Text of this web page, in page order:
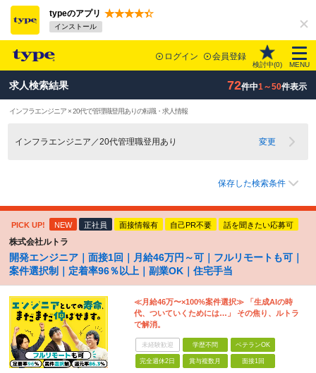
typeのアプリ
インストール
ログイン 会員登録
検討中(0) MENU
求人検索結果 72件中1～50件表示
インフラエンジニア × 20代で管理職登用ありの転職・求人情報
インフラエンジニア／20代管理職登用あり 変更
保存した検索条件
PICK UP! NEW 正社員 面接情報有 自己PR不要 話を聞きたい応募可
株式会社ルトラ
開発エンジニア｜面接1回｜月給46万円～可｜フルリモートも可｜
案件選択制｜定着率96％以上｜副業OK｜住宅手当
≪月給46万〜×100%案件選択≫ 「生成AIの時
代、ついていくためには…」 その焦り、ルトラ
で解消。
未経験歓迎 学歴不問 ベテランOK
完全週休2日 賞与複数月 面接1回